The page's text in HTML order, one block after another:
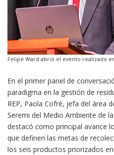
Felipe Ward abrió el evento realizado
En el primer panel de
paradigma en la gestión de
REP, Paola Cofré, jefa del área
Seremi del Medio Ambiente de
destacó como principal avance
que definen las metas de
los seis productos priorizados